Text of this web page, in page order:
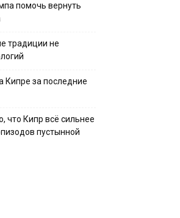
помочь вернуть
традиции не
Кипре за последние
что Кипр всё сильнее
пустынной